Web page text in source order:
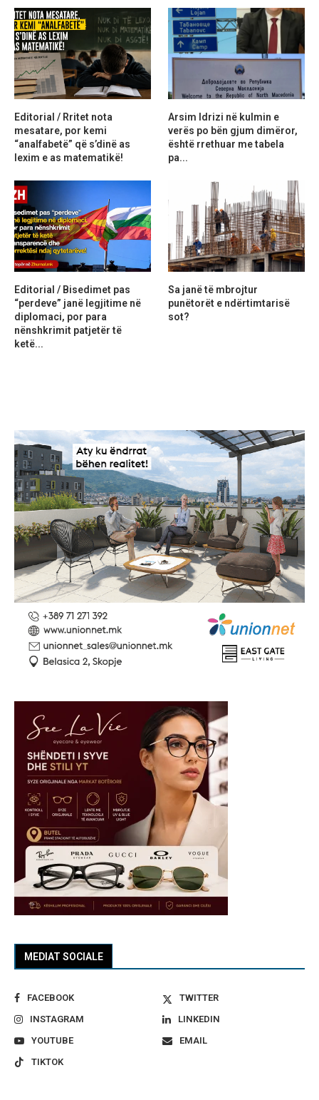
MEDIAT SOCIALE
FACEBOOK
TWITTER
INSTAGRAM
LINKEDIN
YOUTUBE
EMAIL
TIKTOK
Editorial / Rritet nota
mesatare, por kemi
“analfabetë” që s’dinë as
lexim e as matematikë!
Arsim Idrizi në kulmin e
verës po bën gjum dimëror,
është rrethuar me tabela
pa...
Editorial / Bisedimet pas
“perdeve” janë legjitime në
diplomaci, por para
nënshkrimit patjetër të
ketë...
Sa janë të mbrojtur
punëtorët e ndërtimtarisë
sot?